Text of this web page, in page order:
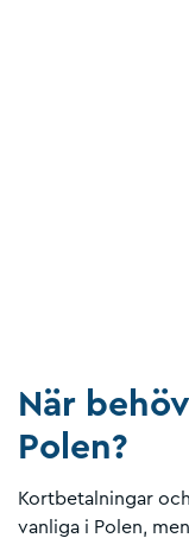
När
Polen?
Kortbetalningar
vanliga i Polen,